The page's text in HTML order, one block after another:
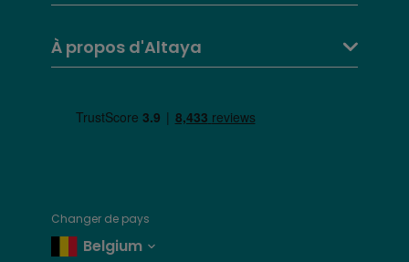
À propos d'Altaya
Changer de pays
Belgium